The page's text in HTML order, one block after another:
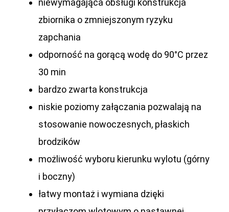
zbiornika o zmniejszonym ryzyku
zapchania
odporność na gorącą wodę do 90°C przez
30 min
bardzo zwarta konstrukcja
niskie poziomy załączania pozwalają na
stosowanie nowoczesnych, płaskich
brodzików
możliwość wyboru kierunku wylotu (górny
i boczny)
łatwy montaż i wymiana dzięki